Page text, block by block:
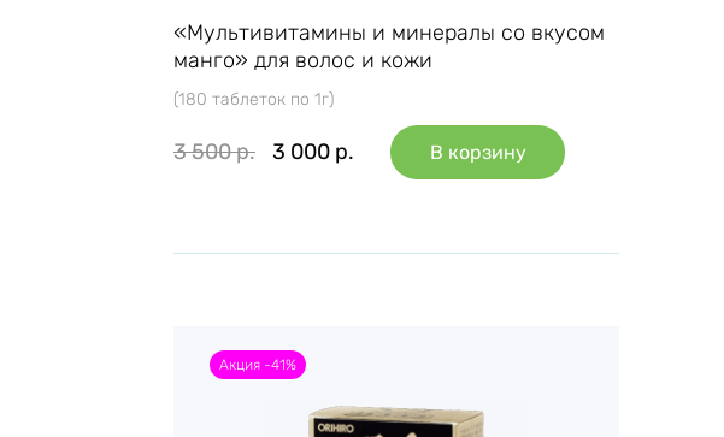
«Мультивитамины и минералы со вкусом
манго» для волос и кожи
(180 таблеток по 1г)
3 500р. 3 000 р. В корзину
Акция -41%